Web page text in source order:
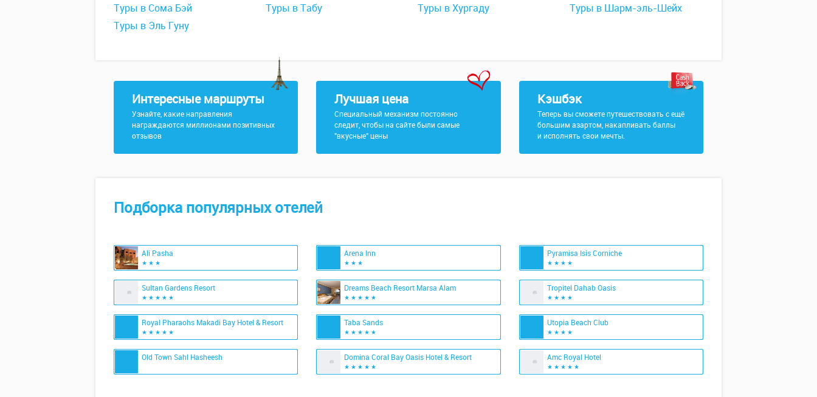
Туры в Сома Бэй
Туры в Табу Туры в Хургаду
Туры в Шарм-эль-Шейх
Туры в Эль Гуну
Интересные маршруты
Узнайте, какие направления
награждаются миллионами позитивных
отзывов
Лучшая цена
Специальный механизм постоянно
следит, чтобы на сайте были самые
"вкусные" цены
Кэшбэк
Теперь вы сможете путешествовать с ещё
большим азартом, накапливать баллы
и исполнять свои мечты.
Подборка популярных отелей
Ali Pasha
★ ★ ★
Arena Inn
★ ★ ★
Pyramisa Isis Corniche
★ ★ ★ ★
Sultan Gardens Resort
★ ★ ★ ★ ★
Dreams Beach Resort Marsa Alam
★ ★ ★ ★ ★
Tropitel Dahab Oasis
★ ★ ★ ★
Royal Pharaohs Makadi Bay Hotel & Resort
★ ★ ★ ★ ★
Taba Sands
★ ★ ★ ★ ★
Utopia Beach Club
★ ★ ★ ★
Old Town Sahl Hasheesh Domina Coral Bay Oasis Hotel & Resort
★ ★ ★ ★ ★
Amc Royal Hotel
★ ★ ★ ★ ★